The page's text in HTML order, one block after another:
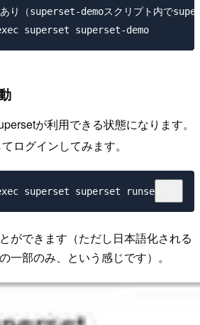
り（superset-demoスクリプト内で
が利用できる状態になります。
ログインしてみます。
ができます（ただし日本語化される
一部のみ、という感じです）。